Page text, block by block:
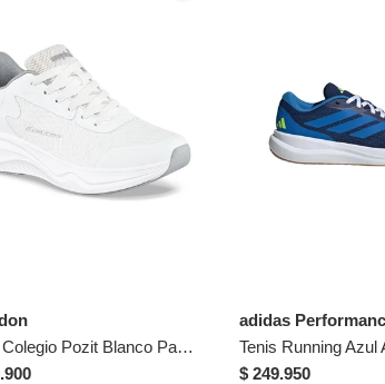
Tenis Colegio Pozit Blanco Para Hombre Y Mujer Croydon
adidas
$ 249.950